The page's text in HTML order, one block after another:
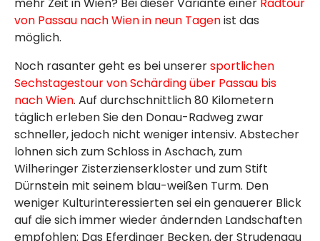
von Passau nach Wien in neun Tagenist das
möglich.
Noch rasanter geht es bei unserersportlichen
Sechstagestour von Schärding über Passau bis
nach Wien. Auf durchschnittlich 80 Kilometern
täglich erleben Sie den Donau-Radweg zwar
schneller, jedoch nicht weniger intensiv. Abstecher
lohnen sich zum Schloss in Aschach, zum
Wilheringer Zisterzienserkloster und zum Stift
Dürnstein mit seinem blau-weißen Turm. Den
weniger Kulturinteressierten sei ein genauerer Blick
auf die sich immer wieder ändernden Landschaften
empfohlen: Das Eferdinger Becken, der Strudengau